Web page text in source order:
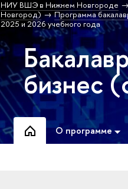
НИУ ВШЭ в Нижнем Новгороде
Новгород)
Программа
2025 и 2026 учебного года
бизнес
О программе